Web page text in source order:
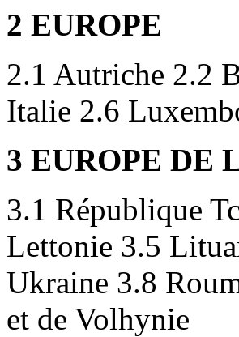
2 EUROPE
2.1 Autriche 2.2
Italie 2.6
3 EUROPE DE
3.1 République
Lettonie 3.5
Ukraine 3.8
et de Volhynie